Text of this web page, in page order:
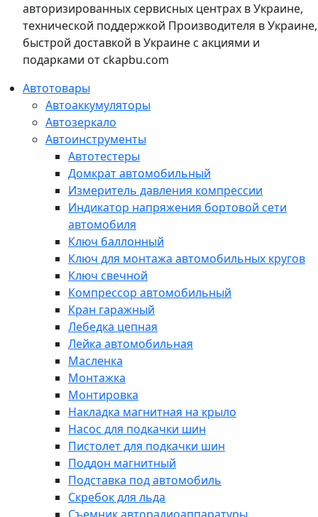
авторизированных сервисных центрах в Украине,
технической поддержкой Производителя в Украине,
быстрой доставкой в Украине с акциями и
подарками от ckapbu.com
Автотовары
Автоаккумуляторы
Автозеркало
Автоинструменты
Автотестеры
Домкрат автомобильный
Измеритель давления компрессии
Индикатор напряжения бортовой сети
автомобиля
Ключ баллонный
Ключ для монтажа автомобильных кругов
Ключ свечной
Компрессор автомобильный
Кран гаражный
Лебедка цепная
Лейка автомобильная
Масленка
Монтажка
Монтировка
Накладка магнитная на крыло
Насос для подкачки шин
Пистолет для подкачки шин
Поддон магнитный
Подставка под автомобиль
Скребок для льда